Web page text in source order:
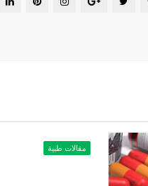
مقالات طبية